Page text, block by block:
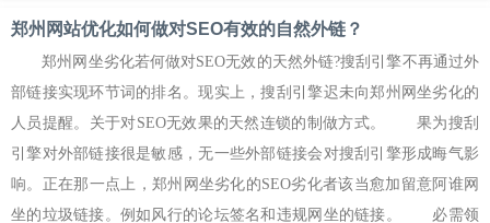
郑州网站优化如何做对SEO有效的自然外链？
郑州网坐劣化若何做对SEO无效的天然外链?搜刮引擎不再通过外
部链接实现环节词的排名。现实上，搜刮引擎迟未向郑州网坐劣化的
人员提醒。关于对SEO无效果的天然连锁的制做方式。 果为搜刮
引擎对外部链接很是敏感，无一些外部链接会对搜刮引擎形成晦气影
响。正在那一点上，郑州网坐劣化的SEO劣化者该当愈加留意阿谁网
坐的垃圾链接。例如风行的论坛签名和违规网坐的链接。 必需领